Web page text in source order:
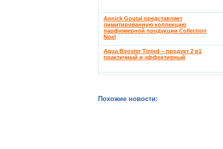
Annick Goutal представляет
лимитированную коллекцию
парфюмерной продукции Collection
Noel
Aqua Booster Tinted – продукт 2 в1
практичный и эффективный
Похожие новости: